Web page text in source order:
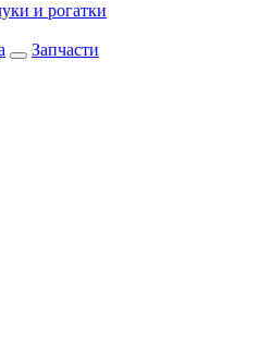
и рогатки
Запчасти